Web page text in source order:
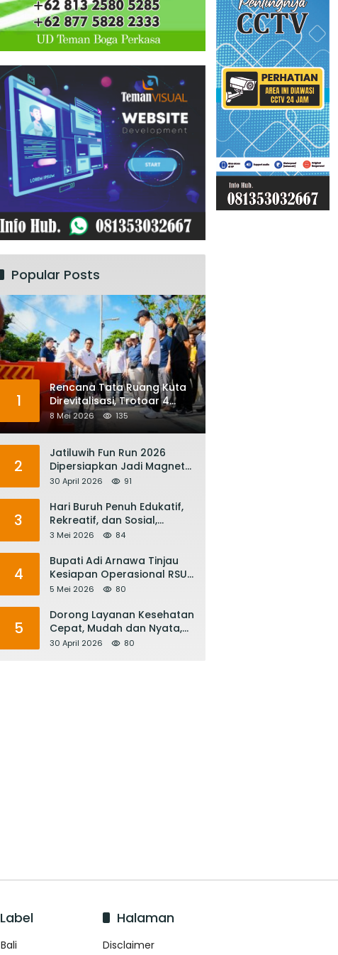
Popular Posts
1
Rencana Tata Ruang Kuta
Direvitalisasi, Trotoar 4
Meter dan Integrasi
Transportasi Listrik
8 Mei 2026 135
2
Jatiluwih Fun Run 2026
Dipersiapkan Jadi Magnet
Pariwisata Internasional,
Pariwisata Bali
30 April 2026 91
3
Hari Buruh Penuh Edukatif,
Rekreatif, dan Sosial,
Gubernur Koster: Matur
Mesin Ekonomi Bali
3 Mei 2026 84
4
Bupati Adi Arnawa Tinjau
Kesiapan Operasional RSUD
Giri Asih, Harapkan Jadi RS
5 Mei 2026 80
5
Dorong Layanan Kesehatan
Cepat, Mudah dan Nyata,
Bupati Adi Arnawa Evaluasi
30 April 2026 80
Label
Bali
Halaman
Disclaimer